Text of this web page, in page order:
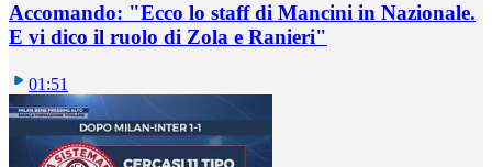
Accomando: "Ecco lo staff di Mancini in Nazionale.
E vi dico il ruolo di Zola e Ranieri"
01:51